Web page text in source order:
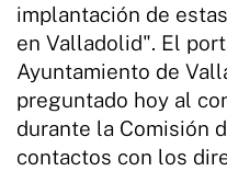
implantación de
en Valladolid". El
Ayuntamiento de
preguntado hoy al
durante la Comisión
contactos con los